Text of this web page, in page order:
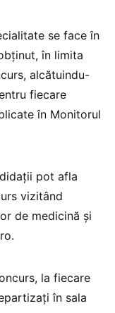
se face în
în limita
alcătuindu-
fiecare
în Monitorul
pot afla
vizitând
de medicină și
la fiecare
în sala